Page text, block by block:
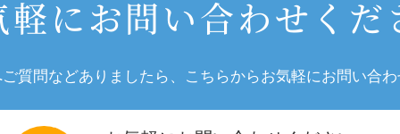
軽にお問い合わせくだ
質問などありましたら、こちらからお気軽にお問い合